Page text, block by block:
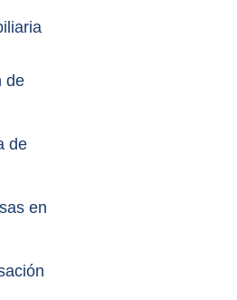
de
de
en